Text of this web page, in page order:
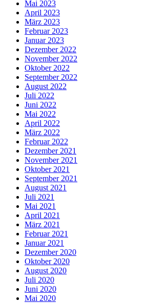
Mai 2023
April 2023
März 2023
Februar 2023
Januar 2023
Dezember 2022
November 2022
Oktober 2022
September 2022
August 2022
Juli 2022
Juni 2022
Mai 2022
April 2022
März 2022
Februar 2022
Dezember 2021
November 2021
Oktober 2021
September 2021
August 2021
Juli 2021
Mai 2021
April 2021
März 2021
Februar 2021
Januar 2021
Dezember 2020
Oktober 2020
August 2020
Juli 2020
Juni 2020
Mai 2020